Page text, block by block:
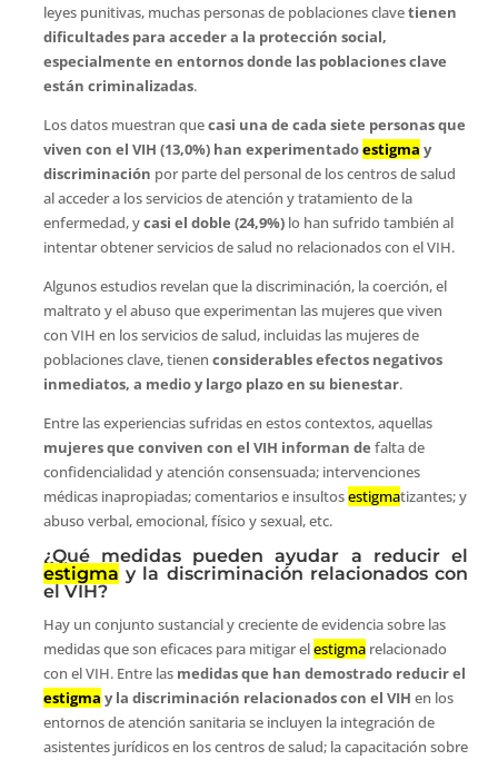
leyes punitivas, muchas personas de poblaciones clavetienen
dificultades para acceder a la protección social,
especialmente en entornos donde las poblaciones clave
están criminalizadas.
Los datos muestran quecasi una de cada siete personas que
viven con el VIH (13,0%) han experimentadoestigma y
discriminación por parte del personal de los centros de salud
al acceder a los servicios de atención y tratamiento de la
enfermedad, ycasi el doble (24,9%)lo han sufrido también al
intentar obtener servicios de salud no relacionados con el VIH.
Algunos estudios revelan que la discriminación, la coerción, el
maltrato y el abuso que experimentan las mujeres que viven
con VIH en los servicios de salud, incluidas las mujeres de
poblaciones clave, tienen considerables efectos negativos
inmediatos, a medio y largo plazo en su bienestar.
Entre las experiencias sufridas en estos contextos, aquellas
mujeres que conviven con el VIH informan de falta de
confidencialidad y atención consensuada; intervenciones
médicas inapropiadas; comentarios e insultosestigmatizantes; y
abuso verbal, emocional, físico y sexual, etc.
¿Qué medidas pueden ayudar a reducir el
estigma y la discriminación relacionados con
el VIH?
Hay un conjunto sustancial y creciente de evidencia sobre las
medidas que son eficaces para mitigar elestigmarelacionado
con el VIH. Entre las medidas que han demostrado reducir el
estigma y la discriminación relacionados con el VIH en los
entornos de atención sanitaria se incluyen la integración de
asistentes jurídicos en los centros de salud; la capacitación sobre